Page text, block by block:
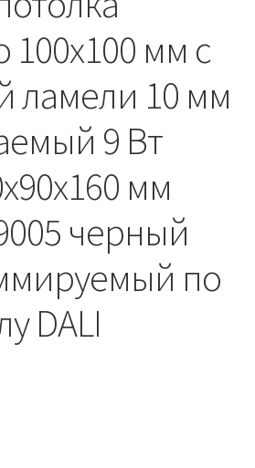
щитка
100х100 мм с
ламели 10 мм
9 Вт
мм
черный
по
DALI